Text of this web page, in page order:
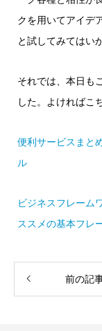
クを用いてアイデ
と試してみてはい
それでは、本日も
した。よければこ
便利サービスまと
ル
ビジネスフレーム
ススメの基本フレ
前の記